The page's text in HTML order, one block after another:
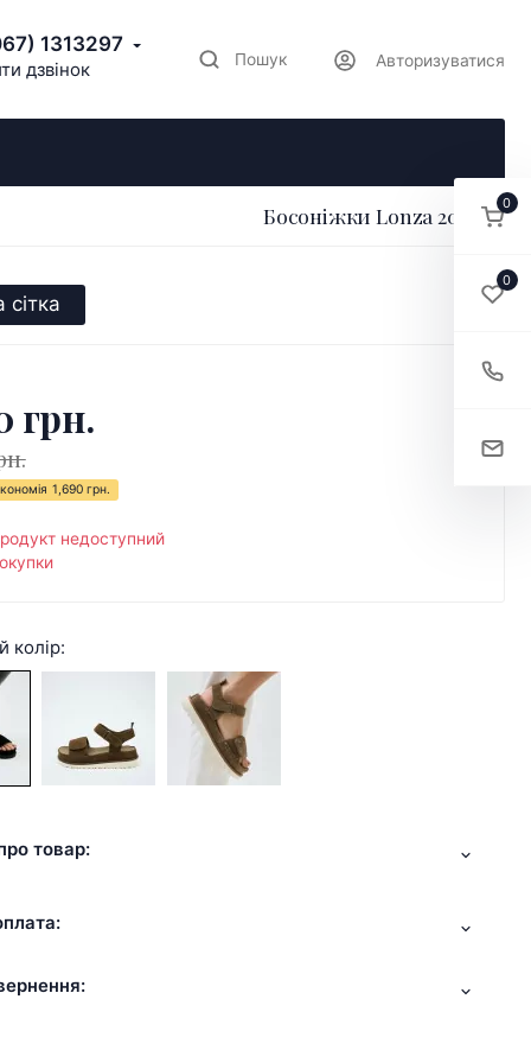
1313297
дзвінок Пошук Авторизуватися
Босоніжки Lonza 200449
сітка
грн.
1,690 грн.
недоступний
колір:
товар:
0
0